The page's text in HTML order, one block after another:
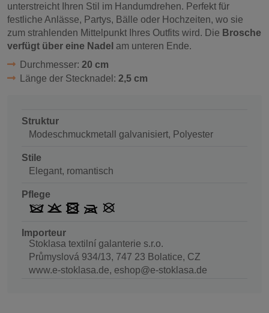
unterstreicht Ihren Stil im Handumdrehen. Perfekt für
festliche Anlässe, Partys, Bälle oder Hochzeiten, wo sie
zum strahlenden Mittelpunkt Ihres Outfits wird. Die Brosche
verfügt über eine Nadel am unteren Ende.
Durchmesser: 20 cm
Länge der Stecknadel: 2,5 cm
Struktur
Modeschmuckmetall galvanisiert, Polyester
Stile
Elegant, romantisch
Pflege
Importeur
Stoklasa textilní galanterie s.r.o.
Průmyslová 934/13, 747 23 Bolatice, CZ
www.e-stoklasa.de, eshop@e-stoklasa.de